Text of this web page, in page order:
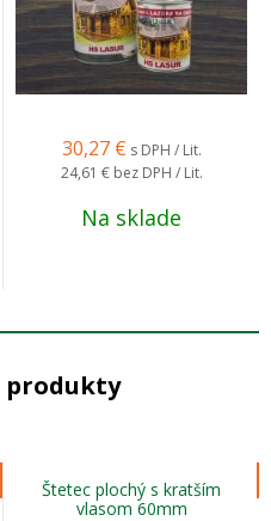
30,27 € s DPH / Lit.
24,61 € bez DPH / Lit.
Na sklade
produkty
Štetec plochý s kratším
vlasom 60mm